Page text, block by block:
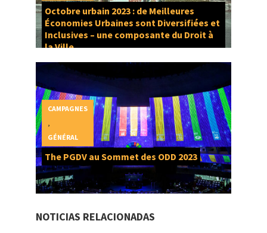
Octobre urbain 2023 : de Meilleures
Économies Urbaines sont Diversifiées et
Inclusives – une composante du Droit à
la Ville
The PGDV au Sommet des ODD 2023
CAMPAGNES
GÉNÉRAL
NOTICIAS RELACIONADAS